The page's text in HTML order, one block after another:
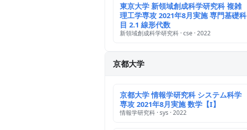
東京大学 新領域創成科学研究科 複雑
理工学専攻 2021年8月実施 専門基礎科
目 2.1 線形代数
新領域創成科学研究科 · cse · 2022
京都大学
京都大学 情報学研究科 システム科学
専攻 2021年8月実施 数学【I】
情報学研究科 · sys · 2022